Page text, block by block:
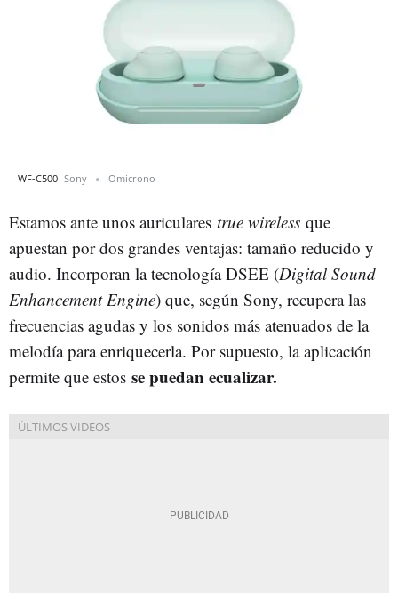
WF-C500 Sony Omicrono
Estamos ante unos auriculares true wireless que
apuestan por dos grandes ventajas: tamaño reducido y
audio. Incorporan la tecnología DSEE (Digital Sound
Enhancement Engine) que, según Sony, recupera las
frecuencias agudas y los sonidos más atenuados de la
melodía para enriquecerla. Por supuesto, la aplicación
permite que estos se puedan ecualizar.